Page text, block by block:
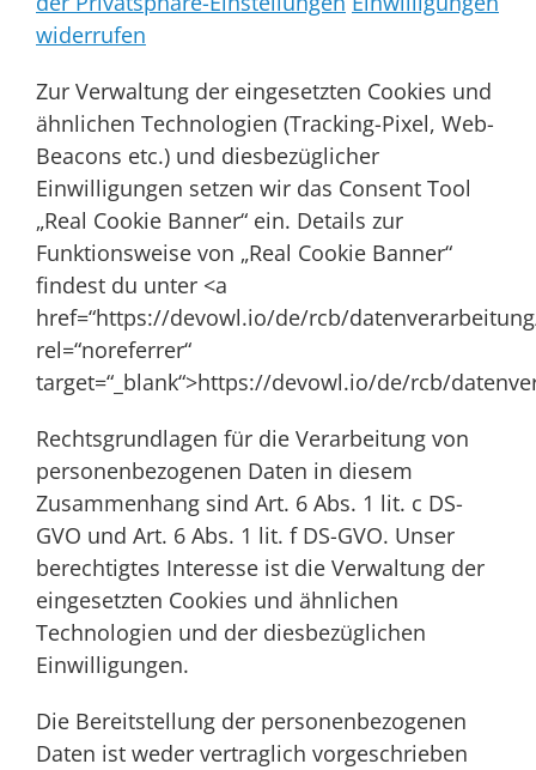
widerrufen
Zur Verwaltung der eingesetzten Cookies und
ähnlichen Technologien (Tracking-Pixel, Web-
Beacons etc.) und diesbezüglicher
Einwilligungen setzen wir das Consent Tool
„Real Cookie Banner“ ein. Details zur
Funktionsweise von „Real Cookie Banner“
findest du unter <a
href=“https://devowl.io/de/rcb/
rel=“noreferrer“
target=“_blank“>https://devowl.io/de/rcb/
Rechtsgrundlagen für die Verarbeitung von
personenbezogenen Daten in diesem
Zusammenhang sind Art. 6 Abs. 1 lit. c DS-
GVO und Art. 6 Abs. 1 lit. f DS-GVO. Unser
berechtigtes Interesse ist die Verwaltung der
eingesetzten Cookies und ähnlichen
Technologien und der diesbezüglichen
Einwilligungen.
Die Bereitstellung der personenbezogenen
Daten ist weder vertraglich vorgeschrieben